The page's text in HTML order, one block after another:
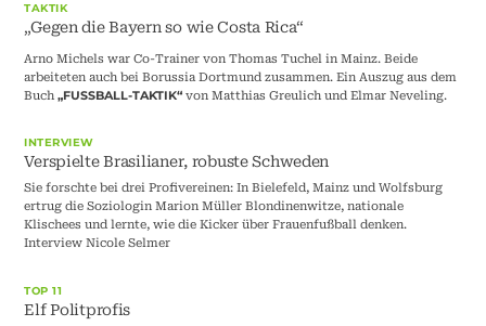
TAKTIK
„Gegen die Bayern so wie Costa Rica“
Arno Michels war Co-Trainer von Thomas Tuchel in Mainz. Beide
arbeiteten auch bei Borussia Dortmund zusammen. Ein Auszug aus dem
Buch„FUSSBALL-TAKTIK“ von Matthias Greulich und Elmar Neveling.
INTERVIEW
Verspielte Brasilianer, robuste Schweden
Sie forschte bei drei Profivereinen: In Bielefeld, Mainz und Wolfsburg
ertrug die Soziologin Marion Müller Blondinenwitze, nationale
Klischees und lernte, wie die Kicker über Frauenfußball denken.
Interview Nicole Selmer
TOP 11
Elf Politprofis